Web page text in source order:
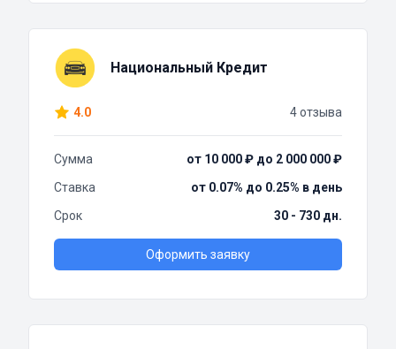
Национальный Кредит
4.0 4 отзыва
Сумма
от 10 000 ₽ до 2 000 000 ₽
Ставка
от 0.07% до 0.25% в день
Срок
30 - 730 дн.
Оформить заявку